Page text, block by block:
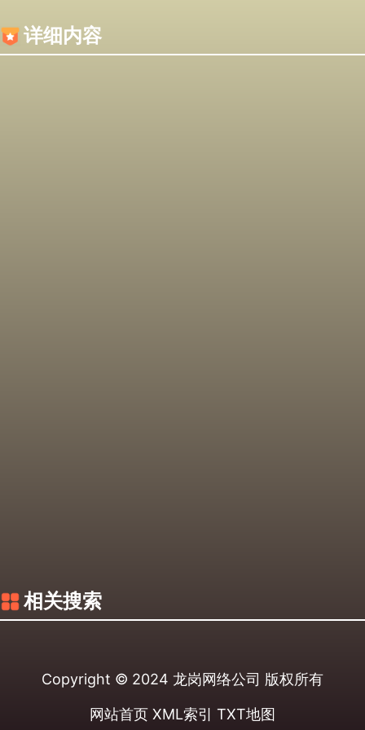
详细内容
相关搜索
Copyright © 2024 龙岗网络公司 版权所有
网站首页 XML索引 TXT地图